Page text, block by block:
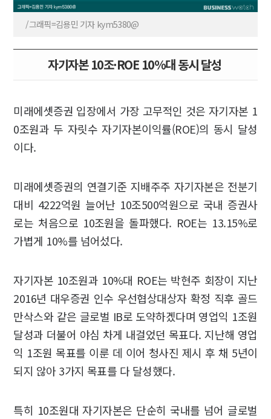
/그래픽=김용민 기자 kym5380@
자기자본 10조·ROE 10%대 동시 달성
미래에셋증권 입장에서 가장 고무적인 것은 자기자본 1
0조원과 두 자릿수 자기자본이익률(ROE)의 동시 달성
이다.
미래에셋증권의 연결기준 지배주주 자기자본은 전분기
대비 4222억원 늘어난 10조500억원으로 국내 증권사
로는 처음으로 10조원을 돌파했다. ROE는 13.15%로
가볍게 10%를 넘어섰다.
자기자본 10조원과 10%대 ROE는 박현주 회장이 지난
2016년 대우증권 인수 우선협상대상자 확정 직후 골드
만삭스와 같은 글로벌 IB로 도약하겠다며 영업익 1조원
달성과 더불어 야심 차게 내걸었던 목표다. 지난해 영업
익 1조원 목표를 이룬 데 이어 청사진 제시 후 채 5년이
되지 않아 3가지 목표를 다 달성했다.
특히 10조원대 자기자본은 단순히 국내를 넘어 글로벌